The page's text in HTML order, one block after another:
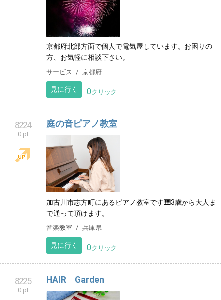
京都府北部方面で個人で電気屋しています。お困りの
方、お気軽に相談下さい。
サービス 京都府
見に行く 0クリック
8224
0 pt
庭の音ピアノ教室
加古川市志方町にあるピアノ教室です🎹3歳から大人ま
で通って頂けます。
音楽教室 兵庫県
見に行く 0クリック
8225
0 pt
HAIR Garden